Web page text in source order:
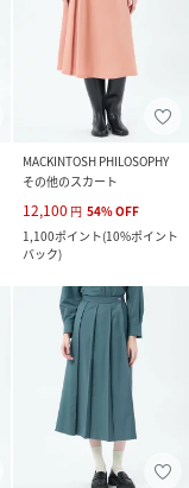
MACKINTOSH PHILOSOPHY
その他のスカート
12,100 円 54%OFF
1,100ポイント(10%ポイント
バック)